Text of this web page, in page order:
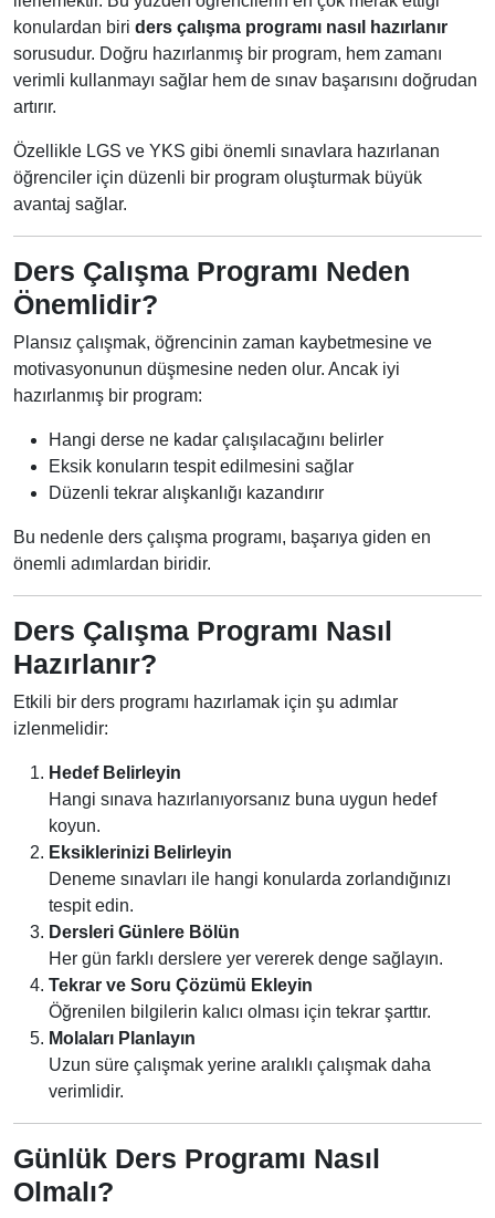
konulardan biri ders çalışma programı nasıl hazırlanır
sorusudur. Doğru hazırlanmış bir program, hem zamanı
verimli kullanmayı sağlar hem de sınav başarısını doğrudan
artırır.
Özellikle LGS ve YKS gibi önemli sınavlara hazırlanan
öğrenciler için düzenli bir program oluşturmak büyük
avantaj sağlar.
Ders Çalışma Programı Neden
Önemlidir?
Plansız çalışmak, öğrencinin zaman kaybetmesine ve
motivasyonunun düşmesine neden olur. Ancak iyi
hazırlanmış bir program:
Hangi derse ne kadar çalışılacağını belirler
Eksik konuların tespit edilmesini sağlar
Düzenli tekrar alışkanlığı kazandırır
Bu nedenle ders çalışma programı, başarıya giden en
önemli adımlardan biridir.
Ders Çalışma Programı Nasıl
Hazırlanır?
Etkili bir ders programı hazırlamak için şu adımlar
izlenmelidir:
Hedef Belirleyin
Hangi sınava hazırlanıyorsanız buna uygun hedef
koyun.
Eksiklerinizi Belirleyin
Deneme sınavları ile hangi konularda zorlandığınızı
tespit edin.
Dersleri Günlere Bölün
Her gün farklı derslere yer vererek denge sağlayın.
Tekrar ve Soru Çözümü Ekleyin
Öğrenilen bilgilerin kalıcı olması için tekrar şarttır.
Molaları Planlayın
Uzun süre çalışmak yerine aralıklı çalışmak daha
verimlidir.
Günlük Ders Programı Nasıl
Olmalı?